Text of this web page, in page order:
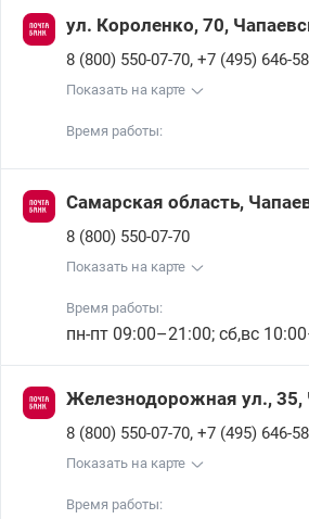
ул. Короленко, 70,
8 (800) 550-07-70, +7 (495) 646-
Показать на карте
Время работы:
Самарская область,
8 (800) 550-07-70
Показать на карте
Время работы:
пн-пт 09:00–21:00; сб,вс
Железнодорожная ул., 35,
8 (800) 550-07-70, +7 (495) 646-
Показать на карте
Время работы: